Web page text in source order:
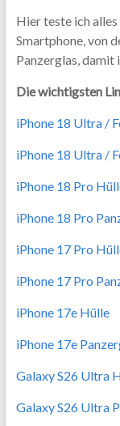
Hier teste ich
Smartphone, von
Panzerglas,
Die wichtigsten
iPhone 18 Ultra /
iPhone 18 Ultra /
iPhone 18 Pro
iPhone 18 Pro
iPhone 17 Pro
iPhone 17 Pro
iPhone 17e Hülle
iPhone 17e
Galaxy S26 Ultra
Galaxy S26 Ultra